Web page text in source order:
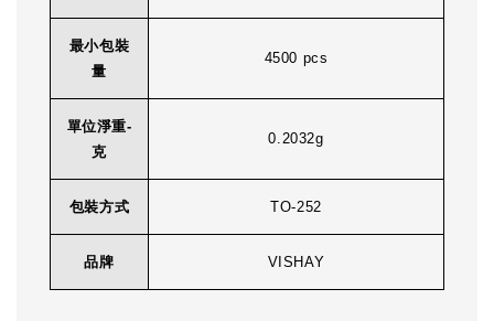
最小包裝
量
4500 pcs
單位淨重-
克
0.2032g
包裝方式 TO-252
品牌 VISHAY